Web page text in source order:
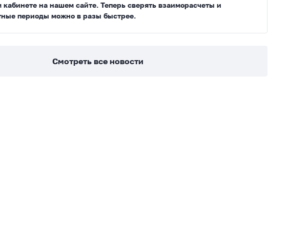
кабинете на нашем сайте. Теперь сверять взаиморасчеты и
периоды можно в разы быстрее.
Смотреть все новости